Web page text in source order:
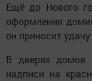
Ещё до Нового
оформлении
он приносит
В дверях домов
надписи на